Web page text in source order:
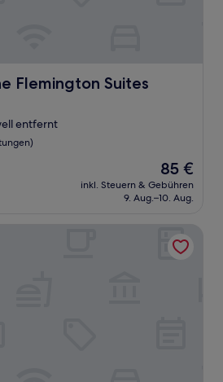
Flemington Suites
Suites
entfernt
Der
Preis
beträgt
85 €
inkl. Steuern & Gebühren
9. Aug.–10. Aug.